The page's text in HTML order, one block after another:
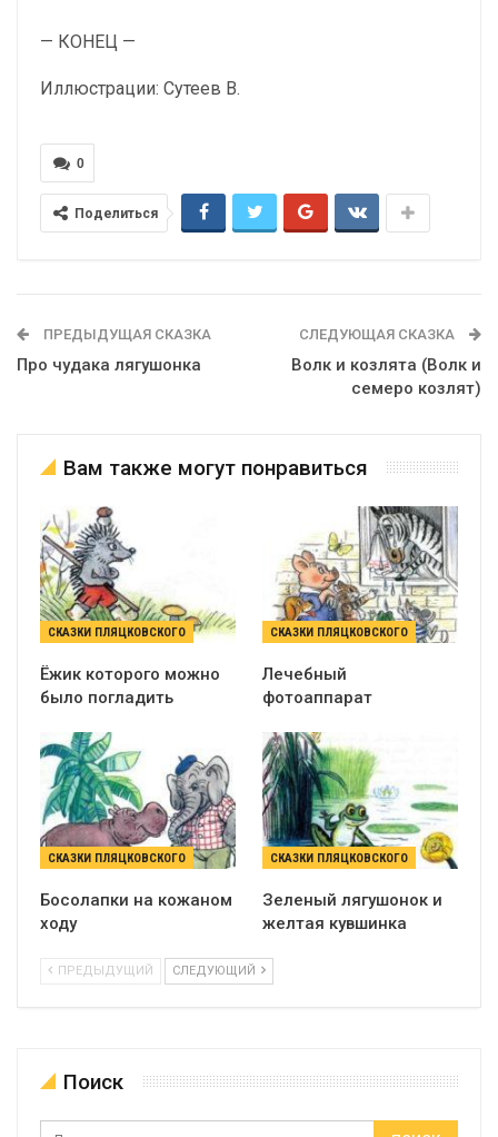
— КОНЕЦ —
Иллюстрации: Сутеев В.
0
Поделиться
ПРЕДЫДУЩАЯ СКАЗКА
Про чудака лягушонка
СЛЕДУЮЩАЯ СКАЗКА
Волк и козлята (Волк и
семеро козлят)
Вам также могут понравиться
СКАЗКИ ПЛЯЦКОВСКОГО
Ёжик которого можно
было погладить
СКАЗКИ ПЛЯЦКОВСКОГО
Лечебный
фотоаппарат
СКАЗКИ ПЛЯЦКОВСКОГО
Босолапки на кожаном
ходу
СКАЗКИ ПЛЯЦКОВСКОГО
Зеленый лягушонок и
желтая кувшинка
ПРЕДЫДУЩИЙ СЛЕДУЮЩИЙ
Поиск